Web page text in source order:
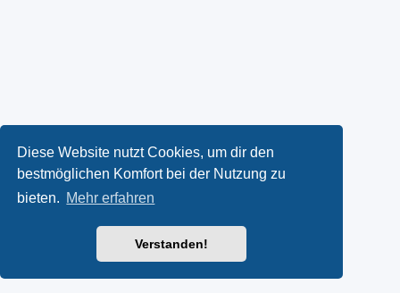
Diese Website nutzt Cookies, um dir den
bestmöglichen Komfort bei der Nutzung zu
bieten. Mehr erfahren
Verstanden!